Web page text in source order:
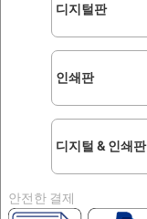
디지털판
인쇄판
디지털 & 인쇄판
안전한 결제